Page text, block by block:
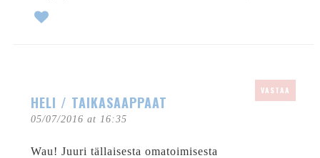
HELI / TAIKASAAPPAAT
05/07/2016 at 16:35
VASTAA
Wau! Juuri tällaisesta omatoimisesta